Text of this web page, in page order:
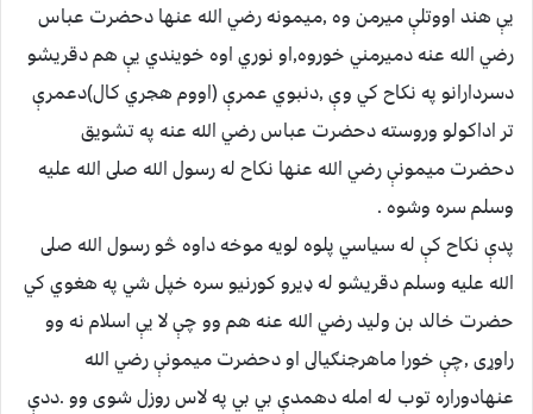
يې هند اووتلې ميرمن وه ,ميمونه رضي الله عنها دحضرت عباس
رضي الله عنه دميرمني خوروه,او نوري اوه خويندي يې هم دقريشو
دسردارانو په نكاح كي وې ,دنبوي عمرې (اووم هجري كال)دعمرې
تر اداكولو وروسته دحضرت عباس رضي الله عنه په تشويق
دحضرت ميمونې رضي الله عنها نكاح له رسول الله صلى الله عليه
وسلم سره وشوه .
پدې نكاح كې له سياسي پلوه لويه موخه داوه څو رسول الله صلى
الله عليه وسلم دقريشو له ډيرو كورنيو سره خپل شي په هغوي كي
حضرت خالد بن وليد رضي الله عنه هم وو چې لا يې اسلام نه وو
راوړى ,چې خورا ماهرجنګيالى او دحضرت ميمونې رضي الله
عنهادوراره توب له امله دهمدې بي بي په لاس روزل شوى وو .ددې